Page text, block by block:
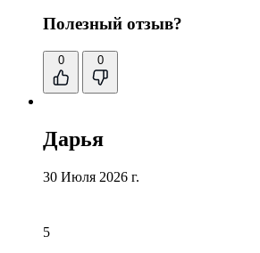
Полезный отзыв?
0 0
Дарья
30 Июля 2026 г.
5